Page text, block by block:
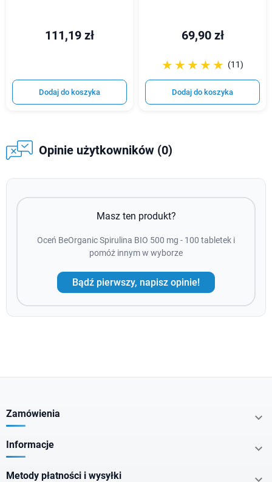
111,19 zł
Dodaj do koszyka
69,90 zł
☆☆☆☆☆
★★★★★ (11)
Dodaj do koszyka
Opinie użytkowników (0)
Masz ten produkt?
Oceń BeOrganic Spirulina BIO 500 mg - 100 tabletek i
pomóż innym w wyborze
Bądź pierwszy, napisz opinie!
Zamówienia 
Informacje 
Metody płatności i wysyłki